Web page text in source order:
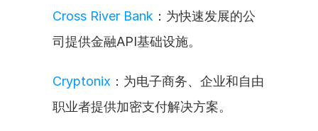
Cross River Bank ：为快速发展的公
司提供金融API基础设施。
Cryptonix ：为电子商务、企业和自由
职业者提供加密支付解决方案。